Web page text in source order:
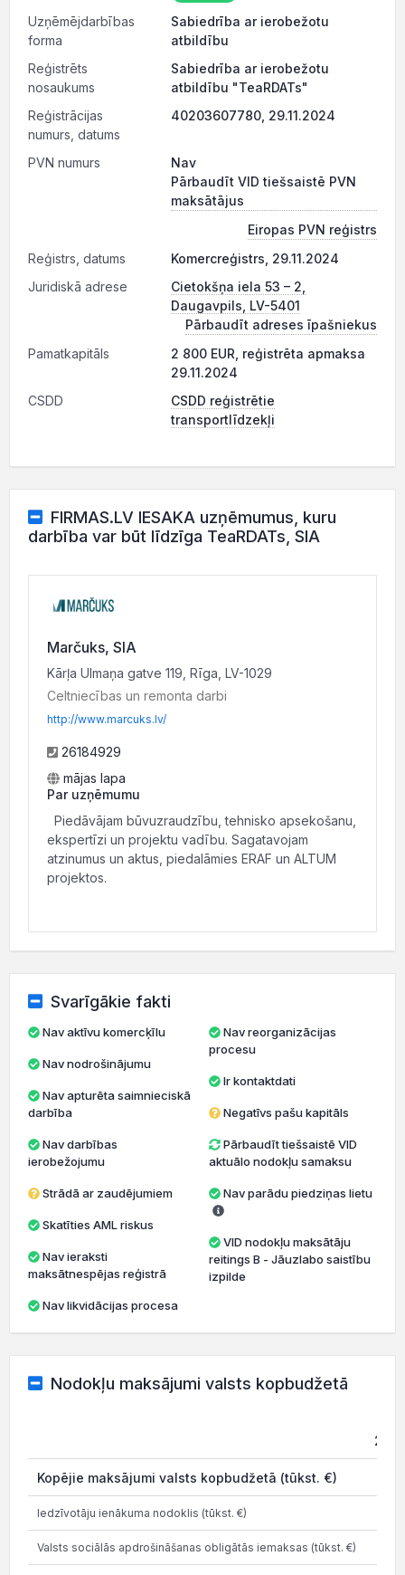
Uzņēmējdarbības
forma
Sabiedrība ar ierobežotu
atbildību
Reģistrēts
nosaukums
Sabiedrība ar ierobežotu
atbildību "TeaRDATs"
Reģistrācijas
numurs, datums
40203607780, 29.11.2024
PVN numurs
Nav
Pārbaudīt VID tiešsaistē PVN
maksātājus
Eiropas PVN reģistrs
Reģistrs, datums
Komercreģistrs, 29.11.2024
Juridiskā adrese
Cietokšņa iela 53 – 2,
Daugavpils, LV-5401
Pārbaudīt adreses īpašniekus
Pamatkapitāls
2 800 EUR, reģistrēta apmaksa
29.11.2024
CSDD
CSDD reģistrētie
transportlīdzekļi
FIRMAS.LV IESAKA uzņēmumus, kuru
darbība var būt līdzīga TeaRDATs, SIA
Marčuks, SIA
Kārļa Ulmaņa gatve 119, Rīga, LV-1029
Celtniecības un remonta darbi
http://www.marcuks.lv/
26184929
mājas lapa
Par uzņēmumu
Piedāvājam būvuzraudzību, tehnisko apsekošanu,
ekspertīzi un projektu vadību. Sagatavojam
atzinumus un aktus, piedalāmies ERAF un ALTUM
projektos.
Svarīgākie fakti
Nav aktīvu komercķīlu
Nav nodrošinājumu
darbība
ierobežojumu
Strādā ar zaudējumiem
Skatīties AML riskus
maksātnespējas reģistrā
Nav likvidācijas procesa
Nav reorganizācijas
procesu
Ir kontaktdati
Negatīvs pašu kapitāls
Pārbaudīt tiešsaistē VID
aktuālo nodokļu samaksu
Nav parādu piedziņas lietu
VID nodokļu maksātāju
reitings B - Jāuzlabo saistību
izpilde
Nodokļu maksājumi valsts kopbudžetā
2025
Kopējie maksājumi valsts kopbudžetā (tūkst. €)
Iedzīvotāju ienākuma nodoklis (tūkst. €)
Valsts sociālās apdrošināšanas obligātās iemaksas (tūkst. €)